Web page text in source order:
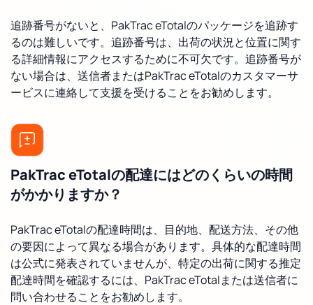
追跡番号がないと、PakTrac eTotalのパッケージを追跡す
るのは難しいです。追跡番号は、出荷の状況と位置に関す
る詳細情報にアクセスするために不可欠です。追跡番号が
ない場合は、送信者またはPakTrac eTotalのカスタマーサ
ービスに連絡して支援を受けることをお勧めします。
PakTrac eTotalの配達にはどのくらいの時間
がかかりますか？
PakTrac eTotalの配達時間は、目的地、配送方法、その他
の要因によって異なる場合があります。具体的な配達時間
は公式に発表されていませんが、特定の出荷に関する推定
配達時間を確認するには、PakTrac eTotalまたは送信者に
問い合わせることをお勧めします。